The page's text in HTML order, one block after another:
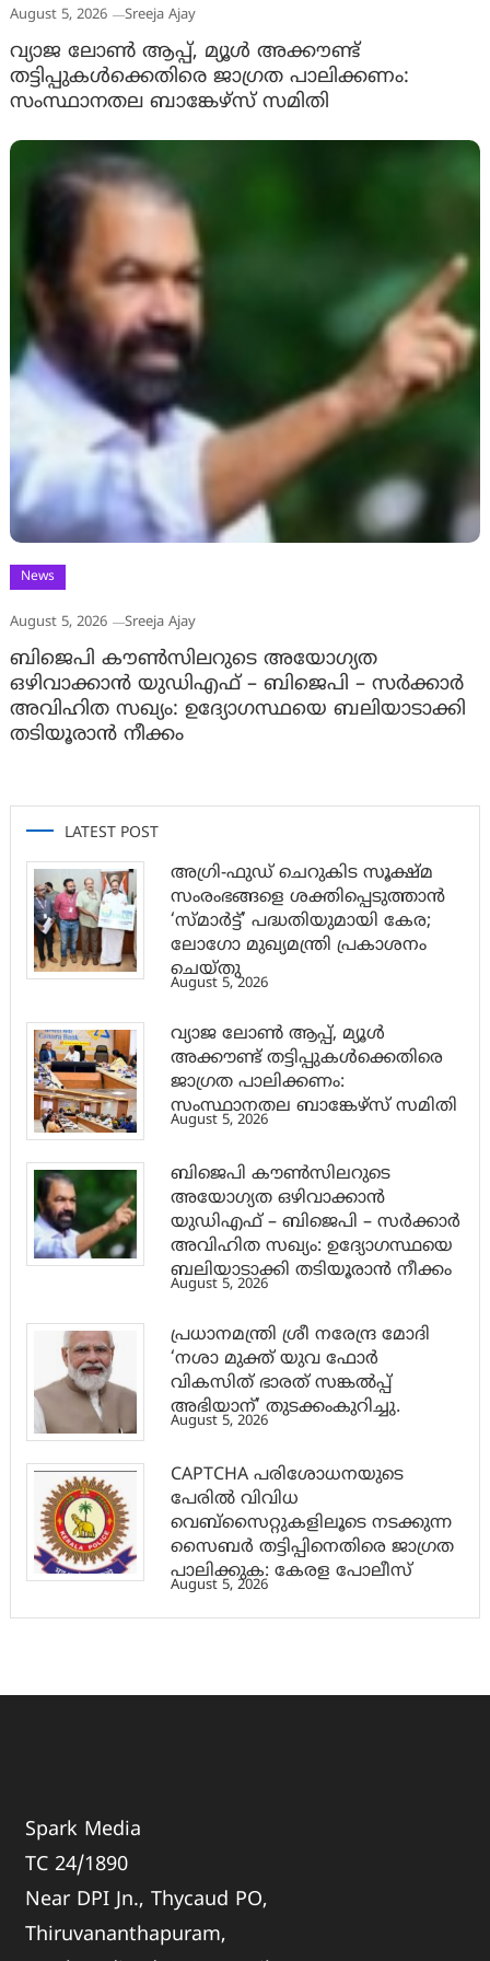
August 5, 2026 Sreeja Ajay
വ്യാജ ലോൺ ആപ്പ്, മ്യൂൾ അക്കൗണ്ട്
തട്ടിപ്പുകൾക്കെതിരെ ജാ​ഗ്രത പാലിക്കണം:
സംസ്ഥാനതല ബാങ്കേഴ്സ് സമിതി
News
August 5, 2026 Sreeja Ajay
ബിജെപി കൗൺസിലറുടെ അയോഗ്യത
ഒഴിവാക്കാൻ യുഡിഎഫ് – ബിജെപി – സർക്കാർ
അവിഹിത സഖ്യം: ഉദ്യോഗസ്ഥയെ ബലിയാടാക്കി
തടിയൂരാൻ നീക്കം
LATEST POST
അഗ്രി-ഫുഡ് ചെറുകിട സൂക്ഷ്മ
സംരംഭങ്ങളെ ശക്തിപ്പെടുത്താന്‍
‘സ്മാര്‍ട്ട്’ പദ്ധതിയുമായി കേര;
ലോഗോ മുഖ്യമന്ത്രി പ്രകാശനം
ചെയ്തു
August 5, 2026
വ്യാജ ലോൺ ആപ്പ്, മ്യൂൾ
അക്കൗണ്ട് തട്ടിപ്പുകൾക്കെതിരെ
ജാ​ഗ്രത പാലിക്കണം:
സംസ്ഥാനതല ബാങ്കേഴ്സ് സമിതി
August 5, 2026
ബിജെപി കൗൺസിലറുടെ
അയോഗ്യത ഒഴിവാക്കാൻ
യുഡിഎഫ് – ബിജെപി – സർക്കാർ
അവിഹിത സഖ്യം: ഉദ്യോഗസ്ഥയെ
ബലിയാടാക്കി തടിയൂരാൻ നീക്കം
August 5, 2026
പ്രധാനമന്ത്രി ശ്രീ നരേന്ദ്ര മോദി
‘നശാ മുക്ത് യുവ ഫോർ
വികസിത് ഭാരത് സങ്കൽപ്പ്
അഭിയാന്’ തുടക്കംകുറിച്ചു.
August 5, 2026
CAPTCHA പരിശോധനയുടെ
പേരില്‍ വിവിധ
വെബ്സൈറ്റുകളിലൂടെ നടക്കുന്ന
സൈബര്‍ തട്ടിപ്പിനെതിരെ ജാഗ്രത
പാലിക്കുക: കേരള പോലീസ്
August 5, 2026
Spark Media
TC 24/1890
Near DPI Jn., Thycaud PO,
Thiruvananthapuram,